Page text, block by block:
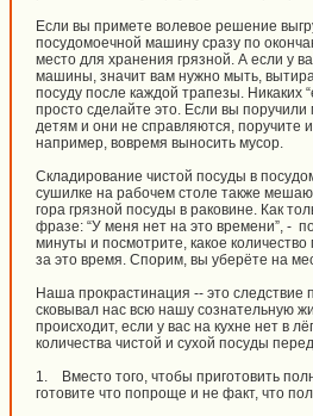
Если вы примете волевое решение
посудомоечной машину сразу по
место для хранения грязной. А если у
машины, значит вам нужно мыть,
посуду после каждой трапезы. Никаких
просто сделайте это. Если вы
детям и они не справляются, поручите
например, вовремя выносить мусор.
Складирование чистой посуды в
сушилке на рабочем столе также
гора грязной посуды в раковине. Как
фразе: “У меня нет на это времени”, -
минуты и посмотрите, какое
за это время. Спорим, вы уберёте на
Наша прокрастинация -- это следствие
сковывал нас всю нашу сознательную
происходит, если у вас на кухне нет в
количества чистой и сухой посуды перед
1. Вместо того, чтобы приготовить
готовите что попроще и не факт, что